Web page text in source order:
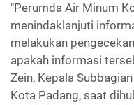
"Perumda Air Minum
menindaklanjuti
melakukan
apakah informasi
Zein, Kepala
Kota Padang, saat